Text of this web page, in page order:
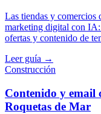
Las tiendas y comercios
marketing digital con
ofertas y contenido de
Leer guía →
Construcción
Contenido y email
Roquetas de Mar